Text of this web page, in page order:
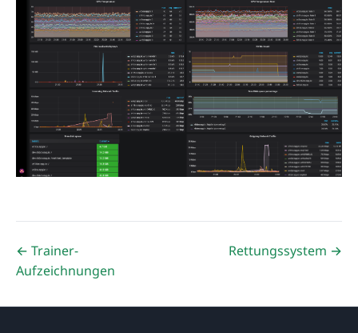
← Trainer-
Aufzeichnungen
Rettungssystem →